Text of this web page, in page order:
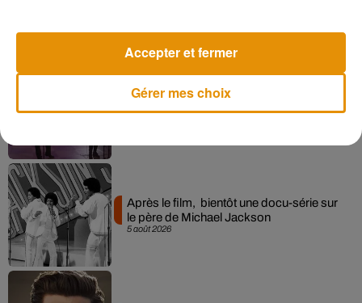
La version réécrite de « Beautiful Day »
interprétée lors des...
5 août 2026
Après le film, bientôt une docu-série sur
le père de Michael Jackson
Gérer mes choix
Accepter et fermer